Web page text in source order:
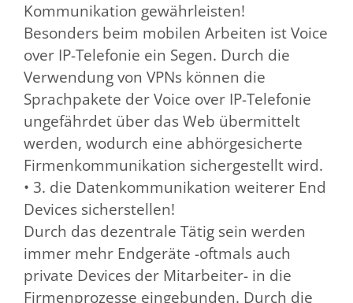
Kommunikation gewährleisten!
Besonders beim mobilen Arbeiten ist Voice
over IP-Telefonie ein Segen. Durch die
Verwendung von VPNs können die
Sprachpakete der Voice over IP-Telefonie
ungefährdet über das Web übermittelt
werden, wodurch eine abhörgesicherte
Firmenkommunikation sichergestellt wird.
• 3. die Datenkommunikation weiterer End
Devices sicherstellen!
Durch das dezentrale Tätig sein werden
immer mehr Endgeräte -oftmals auch
private Devices der Mitarbeiter- in die
Firmenprozesse eingebunden. Durch die